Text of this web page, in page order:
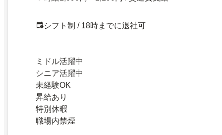
シフト制 / 18時までに退社可
ミドル活躍中
シニア活躍中
未経験OK
昇給あり
特別休暇
職場内禁煙